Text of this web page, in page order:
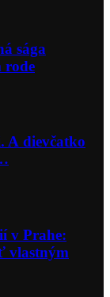
sága
rode
A dievčatko
v Prahe:
vlastným